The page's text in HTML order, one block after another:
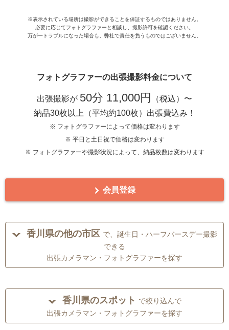
※表示されている場所は撮影ができることを保証するものではありません。
必要に応じてフォトグラファーと相談し、撮影許可を確認ください。
万が一トラブルになった場合も、弊社で責任を負うものではございません。
フォトグラファーの出張撮影料金について
出張撮影が 50分 11,000円
（税込）〜
納品30枚以上（平均約100枚）出張費込み！
※ フォトグラファーによって価格は変わります
※ 平日と土日祝で価格は変わります
※ フォトグラファーや撮影状況によって、納品枚数は変わります
会員登録
香川県の他の市区 で、誕生日・ハーフバースデー撮影
できる
出張カメラマン・フォトグラファーを探す
香川県のスポット で絞り込んで
出張カメラマン・フォトグラファーを探す